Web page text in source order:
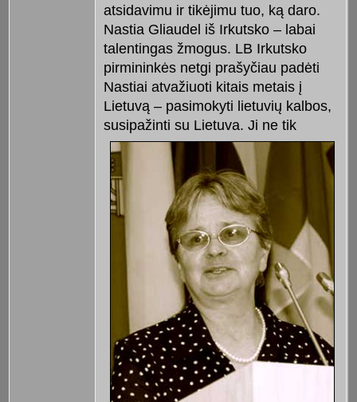
atsidavimu ir tikėjimu tuo, ką daro.
Nastia Gliaudel iš Irkutsko – labai
talentingas žmogus. LB Irkutsko
pirmininkės netgi prašyčiau padėti
Nastiai atvažiuoti kitais metais į
Lietuvą – pasimokyti lietuvių kalbos,
susipažinti su Lietuva. Ji ne tik